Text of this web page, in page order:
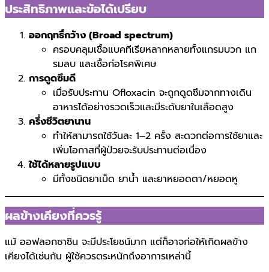
ประสิทธิภาพและข้อได้เปรียบ
ออกฤทธิ์กว้าง (Broad spectrum)
ครอบคลุมเชื้อแบคทีเรียหลากหลายทั้งแกรมบวก แก
รมลบ และเชื้อก่อโรคพิเศษ
การดูดซึมดี
เมื่อรับประทาน Ofloxacin จะถูกดูดซึมจากทางเดิน
อาหารได้อย่างรวดเร็วและมีระดับยาในเลือดสูง
ครึ่งชีวิตยานาน
ทำให้สามารถใช้วันละ 1–2 ครั้ง สะดวกต่อการใช้ยาและ
เพิ่มโอกาสที่ผู้ป่วยจะรับประทานต่อเนื่อง
ใช้ได้หลายรูปแบบ
มีทั้งชนิดยาเม็ด ยาน้ำ และยาหยอดตา/หยอดหู
ผลข้างเคียงที่ควรรู้
แม้ ออฟลอกซาซิน จะมีประโยชน์มาก แต่ก็อาจก่อให้เกิดผลข้าง
เคียงได้เช่นกัน ผู้ใช้ควรตระหนักถึงอาการเหล่านี้